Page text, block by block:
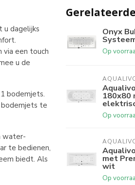
u dagelijks
via een touch
u de
bodemjets.
bodemjets te
water-
te bedienen,
biedt. Als
Onyx
Op
180x80
Op
met
wit
Op